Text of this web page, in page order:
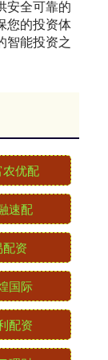
安全可靠的
您的投资体
智能投资之
农优配
速配
配资
国际
配资